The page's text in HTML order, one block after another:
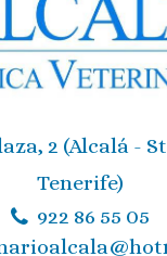
2 (Alcalá -
Tenerife)
922 86 55 05